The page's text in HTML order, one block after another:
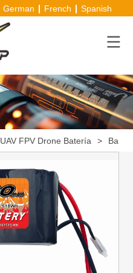
German French Spanish
UAV FPV Drone Batería >